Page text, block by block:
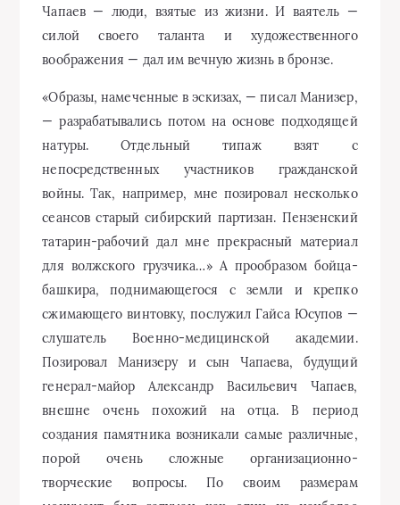
для волжского грузчика…» А прообразом бойца-
башкира, поднимающегося с земли и крепко
сжимающего винтовку, послужил Гайса Юсупов —
слушатель Военно-медицинской академии.
Позировал Манизеру и сын Чапаева, будущий
генерал-майор Александр Васильевич Чапаев,
внешне очень похожий на отца. В период
создания памятника возникали самые различные,
порой очень сложные организационно-
творческие вопросы. По своим размерам
монумент был задуман как один из наиболее
крупных в то время в стране (основание — 17 на 22
метра, высота — 10 метров, размер фигур —
полторы натуральные величины, вес бронзы,
пошедшей на отливку, 12 тонн). А срок —
невероятно короткий, всего восемь месяцев. И
это, по признанию Манизера, представляло
наибольшую трудность.
В статье, опубликованной газетой «Волжская